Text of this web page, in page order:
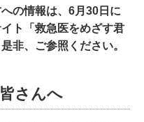
の情報は、6月30日に
ト「救急医をめざす君
非、ご参照ください。
さんへ